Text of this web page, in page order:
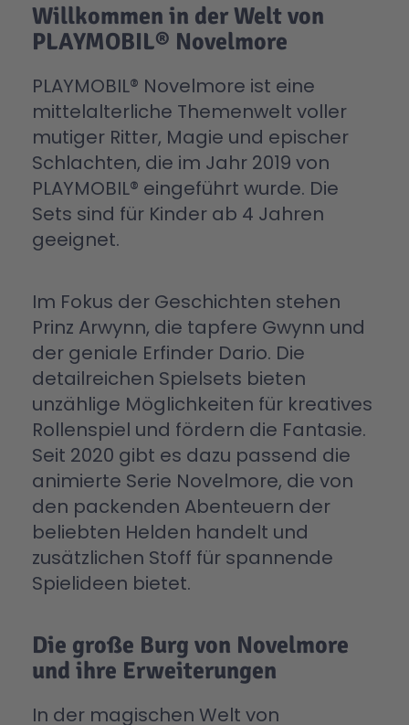
Sonstiges
Special Plus
Sports Action
Alle Artikel
Willkommen in der Welt von
PLAYMOBIL® Novelmore
PLAYMOBIL® Novelmore ist eine
mittelalterliche Themenwelt voller
mutiger Ritter, Magie und epischer
Schlachten, die im Jahr 2019 von
PLAYMOBIL® eingeführt wurde. Die
Sets sind für Kinder ab 4 Jahren
geeignet.
Im Fokus der Geschichten stehen
Prinz Arwynn, die tapfere Gwynn und
der geniale Erfinder Dario. Die
detailreichen Spielsets bieten
unzählige Möglichkeiten für kreatives
Rollenspiel und fördern die Fantasie.
Seit 2020 gibt es dazu passend die
animierte Serie Novelmore, die von
den packenden Abenteuern der
beliebten Helden handelt und
zusätzlichen Stoff für spannende
Spielideen bietet.
Die große Burg von Novelmore
und ihre Erweiterungen
In der magischen Welt von